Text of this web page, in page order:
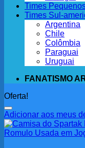
Times
Times Sul-
Argentina
Chile
Colômbia
Paraguai
Uruguai
FANATISMO
Oferta!
Adicionar aos meus